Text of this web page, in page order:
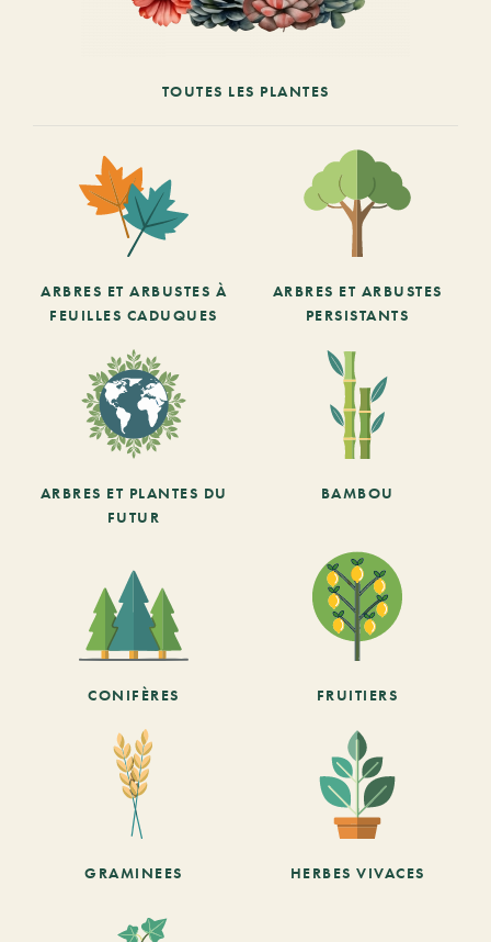
TOUTES LES PLANTES
ARBRES ET ARBUSTES À
FEUILLES CADUQUES
ARBRES ET ARBUSTES
PERSISTANTS
ARBRES ET PLANTES DU
FUTUR
BAMBOU
CONIFÈRES FRUITIERS
GRAMINEES HERBES VIVACES